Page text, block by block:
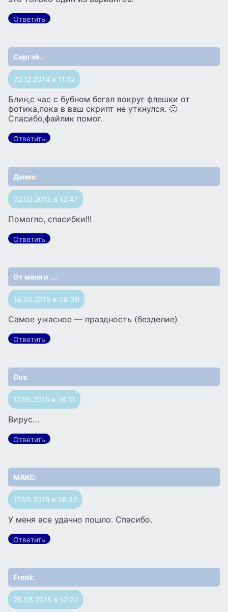
Ответить
Сергей.:
20.12.2014 в 11:12
Блин,с час с бубном бегал вокруг флешки от
фотика,пока в ваш скрипт не уткнулся. 🙂
Спасибо,файлик помог.
Ответить
Денис:
02.02.2015 в 12:47
Помогло, спасибки!!!
Ответить
От меня и ...:
18.02.2015 в 08:39
Самое ужасное — праздность (безделие)
Ответить
Dos:
17.05.2015 в 16:11
Вирус…
Ответить
МАКС:
17.05.2015 в 18:32
У меня все удачно пошло. Спасибо.
Ответить
Frenk:
25.05.2015 в 12:22